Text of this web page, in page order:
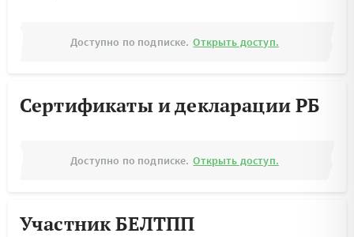
Доступно по подписке. Открыть доступ.
Сертификаты и декларации РБ
Доступно по подписке. Открыть доступ.
Участник БЕЛТПП